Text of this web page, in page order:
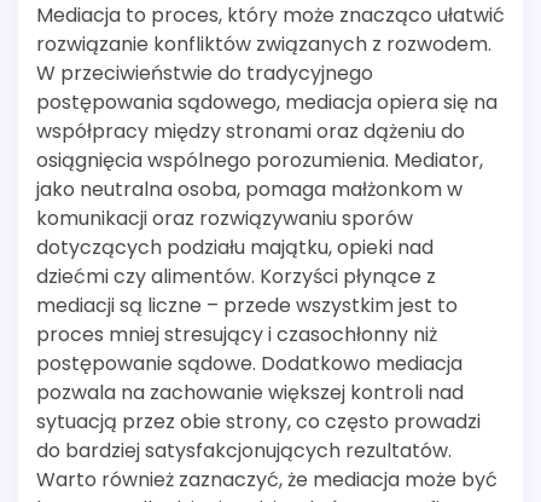
Mediacja to proces, który może znacząco ułatwić
rozwiązanie konfliktów związanych z rozwodem.
W przeciwieństwie do tradycyjnego
postępowania sądowego, mediacja opiera się na
współpracy między stronami oraz dążeniu do
osiągnięcia wspólnego porozumienia. Mediator,
jako neutralna osoba, pomaga małżonkom w
komunikacji oraz rozwiązywaniu sporów
dotyczących podziału majątku, opieki nad
dziećmi czy alimentów. Korzyści płynące z
mediacji są liczne – przede wszystkim jest to
proces mniej stresujący i czasochłonny niż
postępowanie sądowe. Dodatkowo mediacja
pozwala na zachowanie większej kontroli nad
sytuacją przez obie strony, co często prowadzi
do bardziej satysfakcjonujących rezultatów.
Warto również zaznaczyć, że mediacja może być